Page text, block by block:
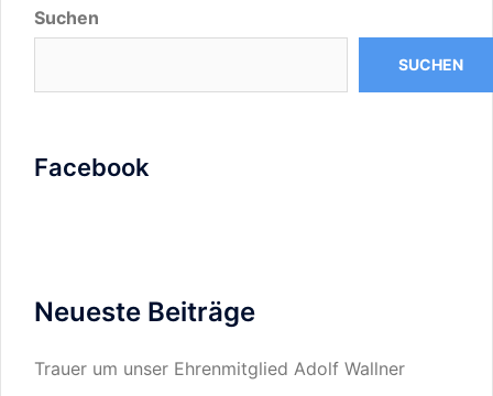
Suchen
SUCHEN
Facebook
Neueste Beiträge
Trauer um unser Ehrenmitglied Adolf Wallner